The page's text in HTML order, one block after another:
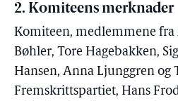
2. Komiteens merknader
Komiteen, medlemmene fra
Bøhler, Tore Hagebakken,
Hansen, Anna Ljunggren og
Fremskrittspartiet, Hans